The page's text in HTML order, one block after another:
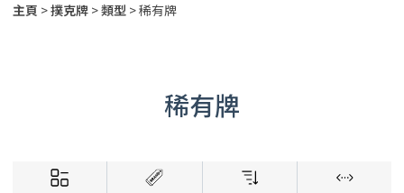
主頁 撲克牌 類型 稀有牌
稀有牌